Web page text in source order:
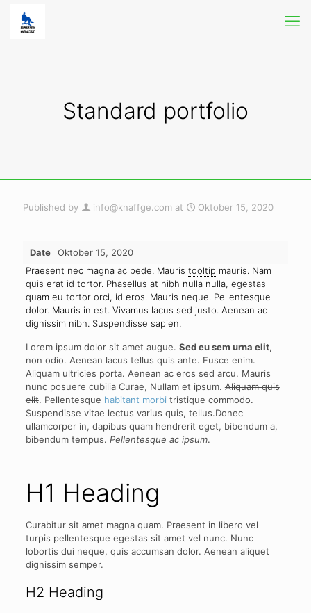
Standard portfolio
Published by info@knaffge.com at Oktober 15, 2020
Date
Oktober 15, 2020
Praesent nec magna ac pede. Mauris tooltip mauris. Nam
quis erat id tortor. Phasellus at nibh nulla nulla, egestas
quam eu tortor orci, id eros. Mauris neque. Pellentesque
dolor. Mauris in est. Vivamus lacus sed justo. Aenean ac
dignissim nibh. Suspendisse sapien.
Lorem ipsum dolor sit amet augue. Sed eu sem urna elit,
non odio. Aenean lacus tellus quis ante. Fusce enim.
Aliquam ultricies porta. Aenean ac eros sed arcu. Mauris
nunc posuere cubilia Curae, Nullam et ipsum.Aliquam quis
elit. Pellentesque habitant morbi tristique commodo.
Suspendisse vitae lectus varius quis, tellus.Donec
ullamcorper in, dapibus quam hendrerit eget, bibendum a,
bibendum tempus. Pellentesque ac ipsum.
H1 Heading
Curabitur sit amet magna quam. Praesent in libero vel
turpis pellentesque egestas sit amet vel nunc. Nunc
lobortis dui neque, quis accumsan dolor. Aenean aliquet
dignissim semper.
H2 Heading